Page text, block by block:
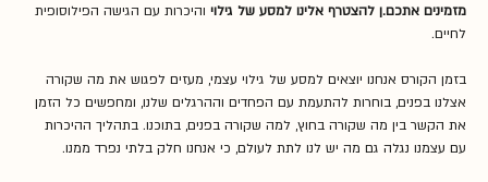
מזמינים אתכם.ן להצטרף אלינו למסע של גילוי והיכרות עם הגישה הפילוסופית
לחיים.
בזמן הקורס אנחנו יוצאים למסע של גילוי עצמי, מעזים לפגוש את מה שקורה
אצלנו בפנים, בוחרות להתעמת עם הפחדים וההרגלים שלנו, ומחפשים כל הזמן
את הקשר בין מה שקורה בחוץ, למה שקורה בפנים, בתוכנו. בתהליך ההיכרות
עם עצמנו נגלה גם מה יש לנו לתת לעולם, כי אנחנו חלק בלתי נפרד ממנו.